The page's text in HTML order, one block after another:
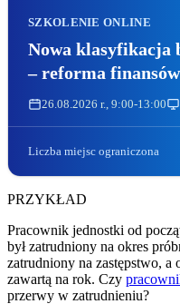
SZKOLENIE ONLINE
Nowa klasyfikacja
– reforma
26.08.2026 r., 9:00-13:00
Liczba miejsc ograniczona
PRZYKŁAD
Pracownik jednostki od
był zatrudniony na okres
zatrudniony na zastępstwo, a
zawartą na rok. Czy
przerwy w zatrudnieniu?